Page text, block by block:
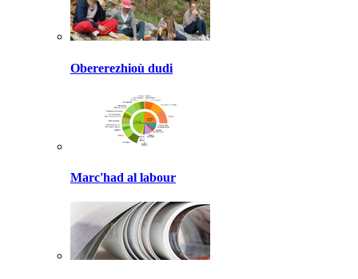
Obererezhioù dudi
Marc'had al labour